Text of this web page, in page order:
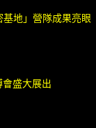
地」營隊成果亮眼
會盛大展出